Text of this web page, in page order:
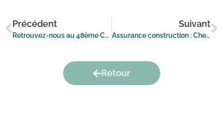
Précédent
Retrouvez-nous au 48ème Congrès de la FPI à Biarritz
Suivant
Assurance construction : Chevreuse Courtage propose une solution de reprise des contrats d’assurance pour les entreprises en défaut suite à l’effondrement du modèle LPS
Retour